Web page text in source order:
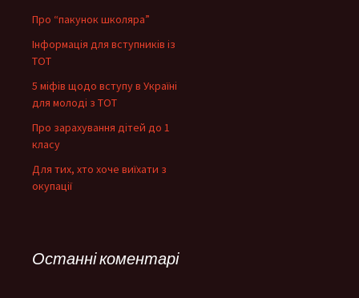
Про “пакунок школяра”
Інформація для вступників із
ТОТ
5 міфів щодо вступу в Україні
для молоді з ТОТ
Про зарахування дітей до 1
класу
Для тих, хто хоче виїхати з
окупації
Останні коментарі